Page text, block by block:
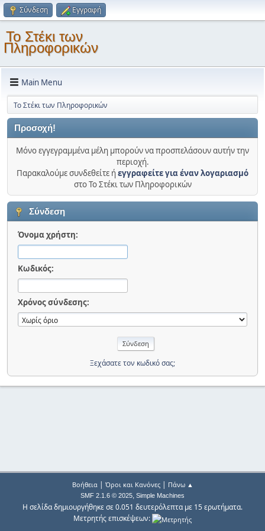
Σύνδεση Εγγραφή
Το Στέκι των
Πληροφορικών
Main Menu
Το Στέκι των Πληροφορικών
Προσοχή!
Μόνο εγγεγραμμένα μέλη μπορούν να προσπελάσουν αυτήν την
περιοχή.
Παρακαλούμε συνδεθείτε ήεγγραφείτε για έναν λογαριασμό
στο Το Στέκι των Πληροφορικών
Σύνδεση
Όνομα χρήστη:
Κωδικός:
Χρόνος σύνδεσης:
Ξεχάσατε τον κωδικό σας;
Βοήθεια| Όροι και Κανόνες| Πάνω ▲
SMF 2.1.6 © 2025, Simple Machines
Η σελίδα δημιουργήθηκε σε 0.051 δευτερόλεπτα με 15 ερωτήματα.
Μετρητής επισκέψεων: